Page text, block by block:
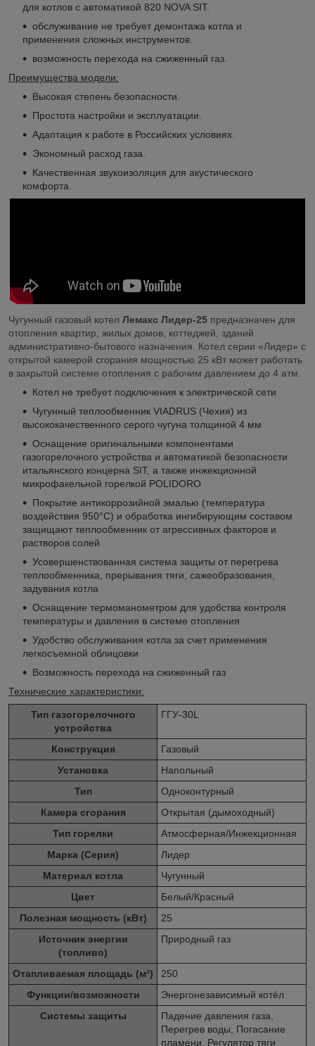
для котлов с автоматикой 820 NOVA SIT.
обслуживание не требует демонтажа котла и
применения сложных инструментов.
возможность перехода на сжиженный газ.
Преимущества модели:
Высокая степень безопасности.
Простота настройки и эксплуатации.
Адаптация к работе в Российских условиях.
Экономный расход газа.
Качественная звукоизоляция для акустического
комфорта.
Чугунный газовый котел Лемакс Лидер-25 предназначен для
отопления квартир, жилых домов, коттеджей, зданий
административно-бытового назначения. Котел серии «Лидер» с
открытой камерой сгорания мощностью 25 кВт может работать
в закрытой системе отопления с рабочим давлением до 4 атм.
Котел не требует подключения к электрической сети
Чугунный теплообменник VIADRUS (Чехия) из
высококачественного серого чугуна толщиной 4 мм
Оснащение оригинальными компонентами
газогорелочного устройства и автоматикой безопасности
итальянского концерна SIT, а также инжекционной
микрофакельной горелкой POLIDORO
Покрытие антикоррозийной эмалью (температура
воздействия 950°С) и обработка ингибирующим составом
защищают теплообменник от агрессивных факторов и
растворов солей
Усовершенствованная система защиты от перегрева
теплообменника, прерывания тяги, сажеобразования,
задувания котла
Оснащение термоманометром для удобства контроля
температуры и давления в системе отопления
Удобство обслуживания котла за счет применения
легкосъемной облицовки
Возможность перехода на сжиженный газ
Технические характеристики:
Тип газогорелочного
устройства
ГГУ-30L
Конструкция
Газовый
Установка
Напольный
Тип
Одноконтурный
Камера сгорания
Открытая (дымоходный)
Тип горелки
Атмосферная/Инжекционная
Марка (Серия)
Лидер
Материал котла
Чугунный
Цвет
Белый/Красный
Полезная мощность (кВт)
25
Источник энергии
(топливо)
Природный газ
Отапливаемая площадь (м²)
250
Функции/возможности
Энергонезависимый котёл
Системы защиты
Падение давления газа,
Перегрев воды, Погасание
пламени, Регулятор тяги